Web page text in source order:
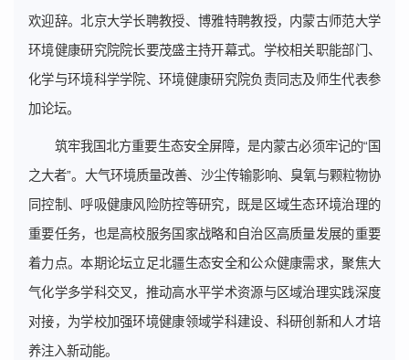
欢迎辞。北京大学长聘教授、博雅特聘教授，内蒙古师范大学
环境健康研究院院长要茂盛主持开幕式。学校相关职能部门、
化学与环境科学学院、环境健康研究院负责同志及师生代表参
加论坛。
筑牢我国北方重要生态安全屏障，是内蒙古必须牢记的“国
之大者”。大气环境质量改善、沙尘传输影响、臭氧与颗粒物协
同控制、呼吸健康风险防控等研究，既是区域生态环境治理的
重要任务，也是高校服务国家战略和自治区高质量发展的重要
着力点。本期论坛立足北疆生态安全和公众健康需求，聚焦大
气化学多学科交叉，推动高水平学术资源与区域治理实践深度
对接，为学校加强环境健康领域学科建设、科研创新和人才培
养注入新动能。